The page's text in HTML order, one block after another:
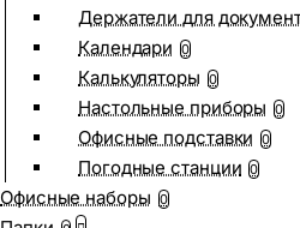
Держатели для
Календари 0
Калькуляторы 0
Настольные приборы 0
Офисные подставки 0
Погодные станции 0
Офисные наборы 0